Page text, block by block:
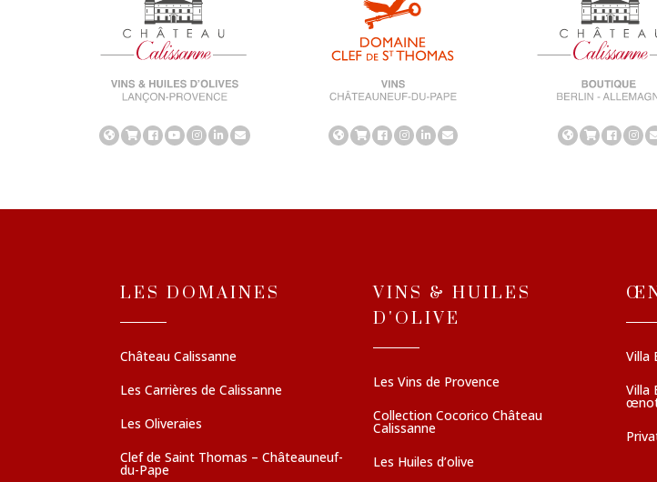
LES DOMAINES
Château Calissanne
Les Carrières de Calissanne
Les Oliveraies
Clef de Saint Thomas – Châteauneuf-
du-Pape
VINS & HUILES
D'OLIVE
Les Vins de Provence
Collection Cocorico Château
Calissanne
Les Huiles d’olive
Villa
Villa